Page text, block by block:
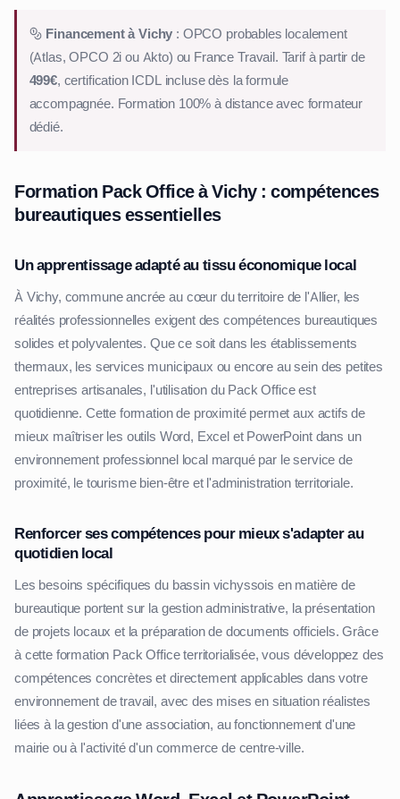
Financement à Vichy : OPCO probables localement
(Atlas, OPCO 2i ou Akto) ou France Travail. Tarif à partir de
499€, certification ICDL incluse dès la formule
accompagnée. Formation 100% à distance avec formateur
dédié.
Formation Pack Office à Vichy : compétences
bureautiques essentielles
Un apprentissage adapté au tissu économique local
À Vichy, commune ancrée au cœur du territoire de l'Allier, les
réalités professionnelles exigent des compétences bureautiques
solides et polyvalentes. Que ce soit dans les établissements
thermaux, les services municipaux ou encore au sein des petites
entreprises artisanales, l'utilisation du Pack Office est
quotidienne. Cette formation de proximité permet aux actifs de
mieux maîtriser les outils Word, Excel et PowerPoint dans un
environnement professionnel local marqué par le service de
proximité, le tourisme bien-être et l'administration territoriale.
Renforcer ses compétences pour mieux s'adapter au
quotidien local
Les besoins spécifiques du bassin vichyssois en matière de
bureautique portent sur la gestion administrative, la présentation
de projets locaux et la préparation de documents officiels. Grâce
à cette formation Pack Office territorialisée, vous développez des
compétences concrètes et directement applicables dans votre
environnement de travail, avec des mises en situation réalistes
liées à la gestion d'une association, au fonctionnement d'une
mairie ou à l'activité d'un commerce de centre-ville.